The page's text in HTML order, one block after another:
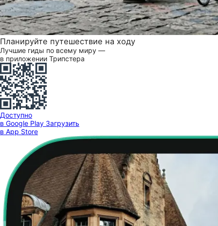
Планируйте путешествие на ходу
Лучшие гиды по всему миру —
в приложении Трипстера
Доступно
в Google Play Загрузить
в App Store